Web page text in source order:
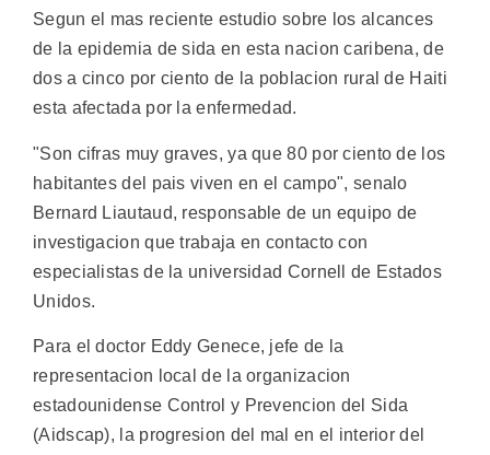
Segun el mas reciente estudio sobre los alcances
de la epidemia de sida en esta nacion caribena, de
dos a cinco por ciento de la poblacion rural de Haiti
esta afectada por la enfermedad.
"Son cifras muy graves, ya que 80 por ciento de los
habitantes del pais viven en el campo", senalo
Bernard Liautaud, responsable de un equipo de
investigacion que trabaja en contacto con
especialistas de la universidad Cornell de Estados
Unidos.
Para el doctor Eddy Genece, jefe de la
representacion local de la organizacion
estadounidense Control y Prevencion del Sida
(Aidscap), la progresion del mal en el interior del